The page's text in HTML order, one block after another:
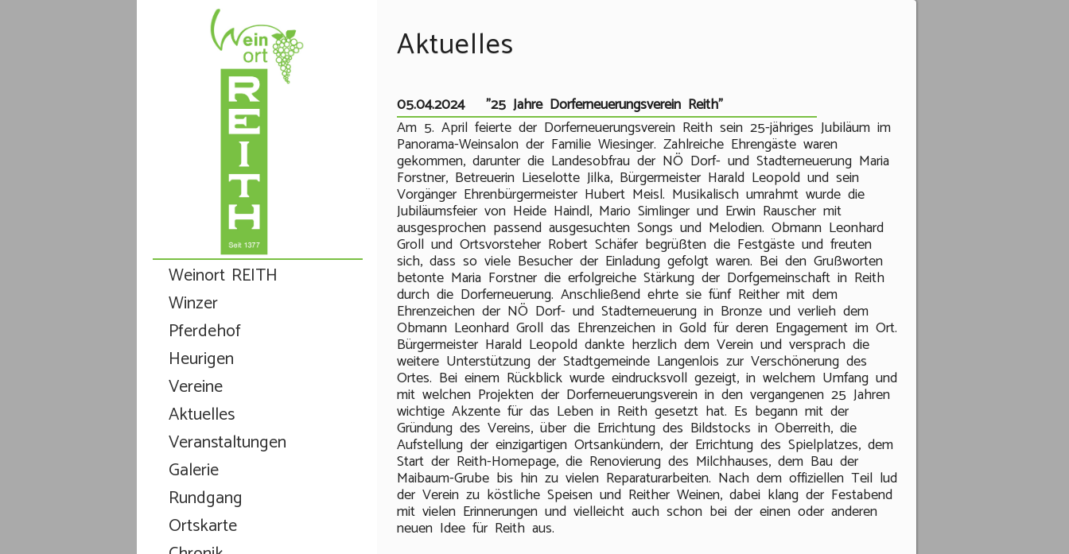
Weinort REITH
Winzer
Pferdehof
Heurigen
Vereine
Aktuelles
Veranstaltungen
Galerie
Rundgang
Ortskarte
Aktuelles
05.04.2024 "25 Jahre Dorferneuerungsverein Reith"
Am 5. April feierte der Dorferneuerungsverein Reith sein 25-jähriges Jubiläum im
Panorama-Weinsalon der Familie Wiesinger. Zahlreiche Ehrengäste waren
gekommen, darunter die Landesobfrau der NÖ Dorf- und Stadterneuerung Maria
Forstner, Betreuerin Lieselotte Jilka, Bürgermeister Harald Leopold und sein
Vorgänger Ehrenbürgermeister Hubert Meisl. Musikalisch umrahmt wurde die
Jubiläumsfeier von Heide Haindl, Mario Simlinger und Erwin Rauscher mit
ausgesprochen passend ausgesuchten Songs und Melodien. Obmann Leonhard
Groll und Ortsvorsteher Robert Schäfer begrüßten die Festgäste und freuten
sich, dass so viele Besucher der Einladung gefolgt waren. Bei den Grußworten
betonte Maria Forstner die erfolgreiche Stärkung der Dorfgemeinschaft in Reith
durch die Dorferneuerung. Anschließend ehrte sie fünf Reither mit dem
Ehrenzeichen der NÖ Dorf- und Stadterneuerung in Bronze und verlieh dem
Obmann Leonhard Groll das Ehrenzeichen in Gold für deren Engagement im Ort.
Bürgermeister Harald Leopold dankte herzlich dem Verein und versprach die
weitere Unterstützung der Stadtgemeinde Langenlois zur Verschönerung des
Ortes. Bei einem Rückblick wurde eindrucksvoll gezeigt, in welchem Umfang und
mit welchen Projekten der Dorferneuerungsverein in den vergangenen 25 Jahren
wichtige Akzente für das Leben in Reith gesetzt hat. Es begann mit der
Gründung des Vereins, über die Errichtung des Bildstocks in Oberreith, die
Aufstellung der einzigartigen Ortsankündern, der Errichtung des Spielplatzes, dem
Start der Reith-Homepage, die Renovierung des Milchhauses, dem Bau der
Maibaum-Grube bis hin zu vielen Reparaturarbeiten. Nach dem offiziellen Teil lud
der Verein zu köstliche Speisen und Reither Weinen, dabei klang der Festabend
mit vielen Erinnerungen und vielleicht auch schon bei der einen oder anderen
neuen Idee für Reith aus.